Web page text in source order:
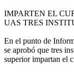
IMPARTEN EL
UAS TRES
En el punto de
se aprobó que tres
superior impartan el